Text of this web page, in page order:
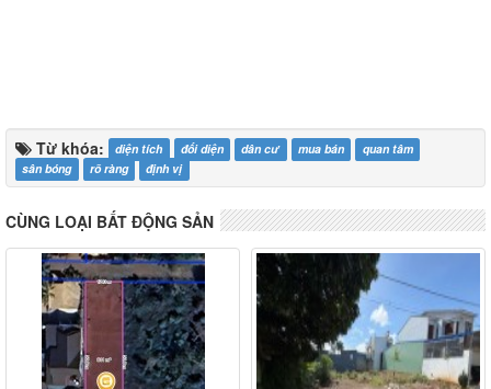
Từ khóa: diện tích đối diện dân cư mua bán
quan tâm
sân bóng
rõ ràng định vị
CÙNG LOẠI BẤT ĐỘNG SẢN